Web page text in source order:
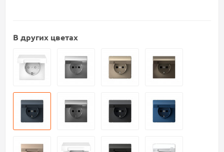
В других цветах